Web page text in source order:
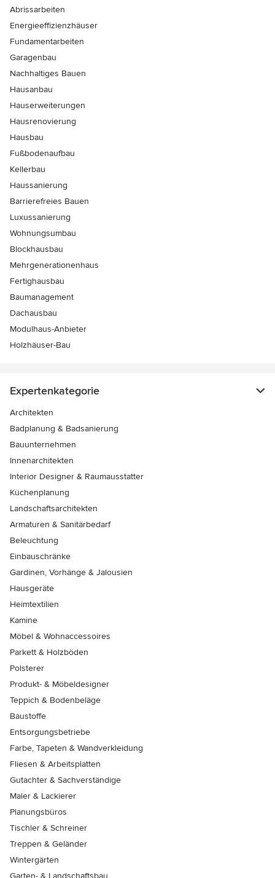
Abrissarbeiten
Energieeffizienzhäuser
Fundamentarbeiten
Garagenbau
Nachhaltiges Bauen
Hausanbau
Hauserweiterungen
Hausrenovierung
Hausbau
Fußbodenaufbau
Kellerbau
Haussanierung
Barrierefreies Bauen
Luxussanierung
Wohnungsumbau
Blockhausbau
Mehrgenerationenhaus
Fertighausbau
Baumanagement
Dachausbau
Modulhaus-Anbieter
Holzhäuser-Bau
Expertenkategorie
Architekten
Badplanung & Badsanierung
Bauunternehmen
Innenarchitekten
Interior Designer & Raumausstatter
Küchenplanung
Landschaftsarchitekten
Armaturen & Sanitärbedarf
Beleuchtung
Einbauschränke
Gardinen, Vorhänge & Jalousien
Hausgeräte
Heimtextilien
Kamine
Möbel & Wohnaccessoires
Parkett & Holzböden
Polsterer
Produkt- & Möbeldesigner
Teppich & Bodenbeläge
Baustoffe
Entsorgungsbetriebe
Farbe, Tapeten & Wandverkleidung
Fliesen & Arbeitsplatten
Gutachter & Sachverständige
Maler & Lackierer
Planungsbüros
Tischler & Schreiner
Treppen & Geländer
Wintergärten